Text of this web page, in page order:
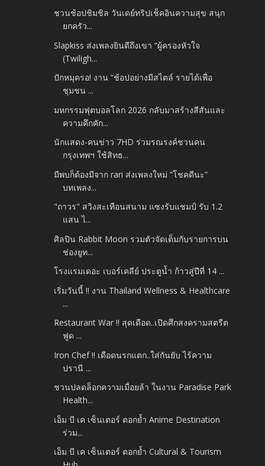
ชวนช้อปชิมชิล วันเดย์ทริปเช็คอินความสุข สนุก
ยกครัว...
Slapkiss ส่งเพลงยินดีถึงเขา “ผู้ครองหัวใจ
(Twiligh...
ปักหมุดรอ! งาน “ช้อปอย่างมีสไตล์ รายได้เพื่อ
ชุมชน ...
มหกรรมฟุตบอลโลก 2026 กลับมาสร้างสีสันและ
ความคึกคัก...
นักแสดง-คนข่าว 7HD ร่วมรณรงค์ชวนคน
กรุงเทพฯ ใช้สิทธ...
มีพบก็ต้องมีจาก rari ส่งเพลงใหม่ “โชคดีนะ”
บทเพลง...
"ถาวร" สวิงสะเทือนสนาม แซงรับแชมป์ รับ 1.2
แสน ไ...
ศิลปิน Rabbit Moon รวมตัวจัดเต็มกับรายการบน
ช่องยูท...
โรงแรมเดอะ เบอร์เคลีย์ ประตูน้ำ ก้าวสู่ปีที่ 14 ...
เริ่มวันนี้ !! งาน Thailand Wellness & Healthcare
...
Restaurant War !! สุดเดือด..เปิดศึกสงครามสตรีต
ฟูด ...
Iron Chef !! เดือดนรกแตก..ใส่กันยับ ไร้ความ
ปรานี ...
ชวนปลดล็อกความเมื่อยล้า ในงาน Paradise Park
Health...
เอ็ม บี เค เซ็นเตอร์ ตอกย้ำ Anime Destination
ร่วม...
เอ็ม บี เค เซ็นเตอร์ ตอกย้ำ Cultural & Tourism